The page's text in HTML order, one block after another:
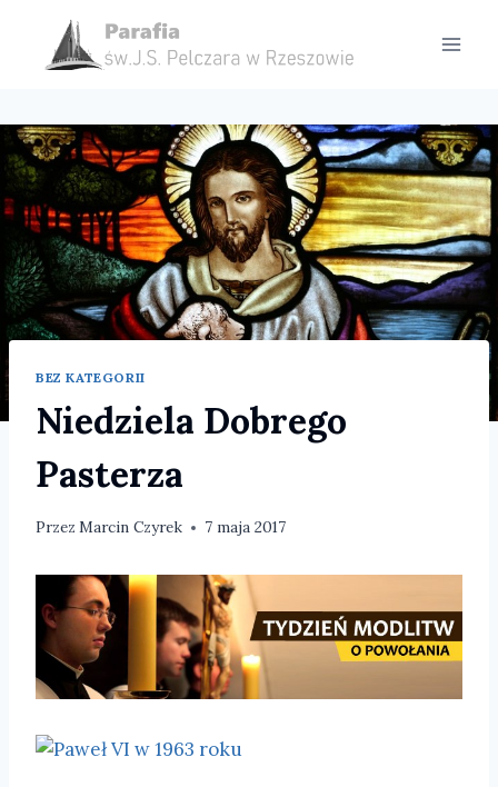
treści
BEZ KATEGORII
Niedziela Dobrego
Pasterza
Przez Marcin Czyrek 7 maja 2017